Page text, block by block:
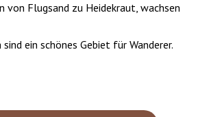
von Flugsand zu Heidekraut, wachsen
ein schönes Gebiet für Wanderer.